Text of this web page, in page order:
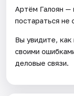
Артём Галоян —
постараться не
Вы увидите,
своими
деловые связи.